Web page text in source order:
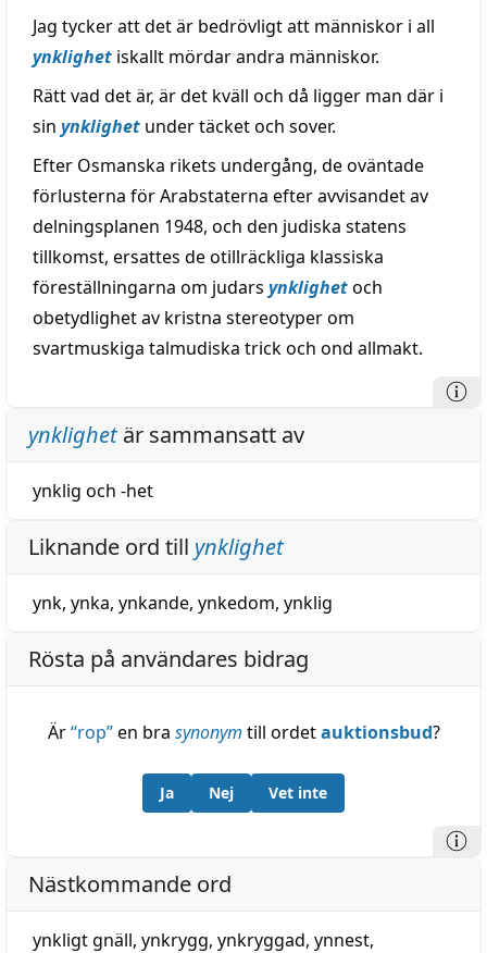
Jag tycker att det är bedrövligt att människor i all
ynklighet iskallt mördar andra människor.
Rätt vad det är, är det kväll och då ligger man där i
sin ynklighet under täcket och sover.
Efter Osmanska rikets undergång, de oväntade
förlusterna för Arabstaterna efter avvisandet av
delningsplanen 1948, och den judiska statens
tillkomst, ersattes de otillräckliga klassiska
föreställningarna om judars ynklighetoch
obetydlighet av kristna stereotyper om
svartmuskiga talmudiska trick och ond allmakt.
ynklighetär sammansatt av
ynklig och -het
Liknande ord till ynklighet
ynk, ynka, ynkande, ynkedom, ynklig
Rösta på användares bidrag
Är“rop”en bra synonym till ordetauktionsbud?
Ja Nej Vet inte
Nästkommande ord
ynkligt gnäll, ynkrygg, ynkryggad, ynnest,